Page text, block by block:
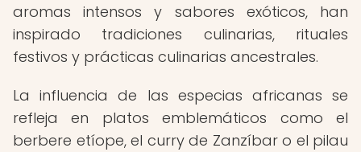
aromas intensos y sabores exóticos, han
inspirado tradiciones culinarias, rituales
festivos y prácticas culinarias ancestrales.
La influencia de las especias africanas se
refleja en platos emblemáticos como el
berbere etíope, el curry de Zanzíbar o el pilau